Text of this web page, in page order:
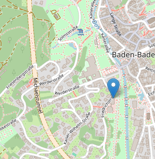
Grâce à un engagement
de l'art moderne et
que grâce à son étroite
des artistes et des
pays, la Kunsthalle a gagné
scène artistique
Staatliche Kunsthalle de
propose un programme de
diverses qui complète, au
discussions critiques, de
conférences ou de podiums
expositions, revenant sur des